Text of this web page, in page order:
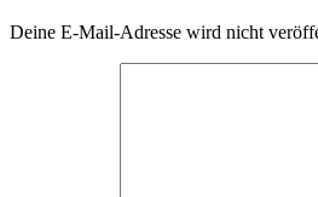
Deine E-Mail-Adresse wird nicht